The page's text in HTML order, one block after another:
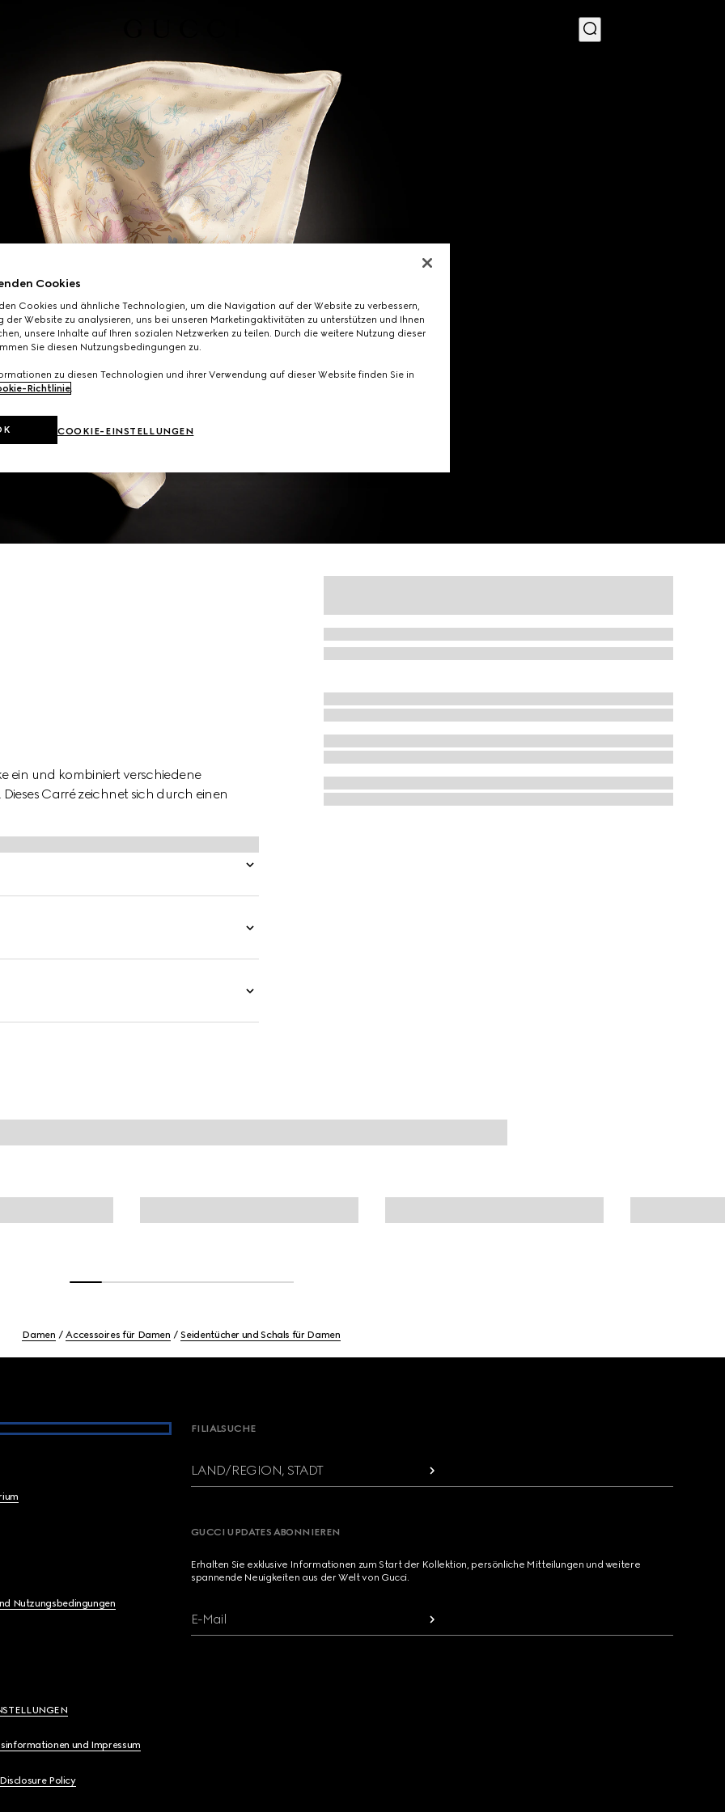
ein und kombiniert verschiedene
Carré zeichnet sich durch einen
Damen Accessoires für Damen Seidentücher und Schals für Damen
Nutzungsbedingungen
und Impressum
Policy
FILIALSUCHE
LAND/REGION, STADT
GUCCI UPDATES ABONNIEREN
Erhalten Sie exklusive Informationen zum Start der Kollektion, persönliche Mitteilungen und weitere
spannende Neuigkeiten aus der Welt von Gucci.
E-Mail
Cookies
Cookies und ähnliche Technologien, um die Navigation auf der Website zu verbessern,
der Website zu analysieren, uns bei unseren Marketingaktivitäten zu unterstützen und Ihnen
unsere Inhalte auf Ihren sozialen Netzwerken zu teilen. Durch die weitere Nutzung dieser
Sie diesen Nutzungsbedingungen zu.
zu diesen Technologien und ihrer Verwendung auf dieser Website finden Sie in
Richtlinie.
COOKIE-EINSTELLUNGEN